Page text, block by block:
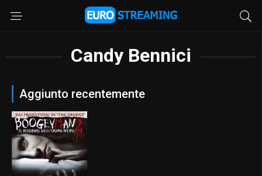
Candy Bennici
Aggiunto recentemente